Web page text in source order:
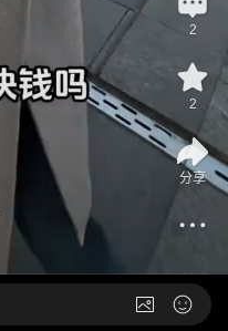
2
2
分享